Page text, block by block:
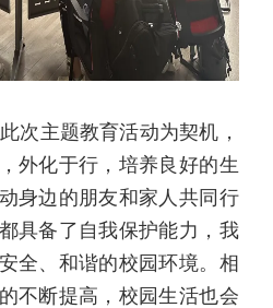
次主题教育活动为契机，
外化于行，培养良好的生
身边的朋友和家人共同行
具备了自我保护能力，我
全、和谐的校园环境。相
不断提高，校园生活也会